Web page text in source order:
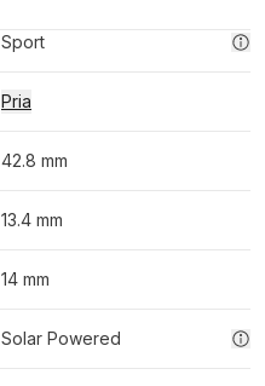
Sport
Pria
42.8 mm
13.4 mm
14 mm
Solar Powered